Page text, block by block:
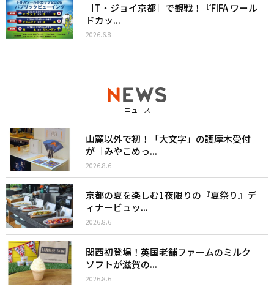
［T・ジョイ京都］で観戦！『FIFA ワール
ドカッ...
2026.6.8
ニュース
山麓以外で初！「大文字」の護摩木受付
が［みやこめっ...
2026.8.6
京都の夏を楽しむ1夜限りの『夏祭り』デ
ィナービュッ...
2026.8.6
関西初登場！英国老舗ファームのミルク
ソフトが滋賀の...
2026.8.6